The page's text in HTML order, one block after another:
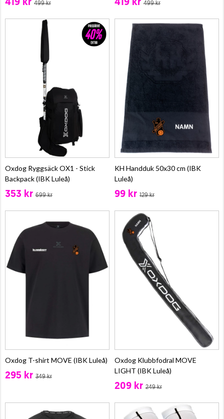
419 kr 499 kr 419 kr 499 kr
Oxdog Ryggsäck OX1 - Stick
Backpack (IBK Luleå)
353 kr 699 kr
KH Handduk 50x30 cm (IBK
Luleå)
99 kr 129 kr
Oxdog T-shirt MOVE (IBK Luleå)
295 kr 349 kr
Oxdog Klubbfodral MOVE
LIGHT (IBK Luleå)
209 kr 249 kr